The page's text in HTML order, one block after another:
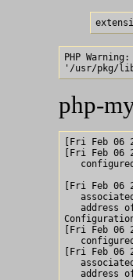
PHP
php-
[Fri Feb 06
[Fri Feb 06
[Fri Feb 06
address
[Fri Feb 06
[Fri Feb 06
address